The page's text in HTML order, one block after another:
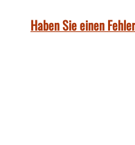
Haben Sie einen